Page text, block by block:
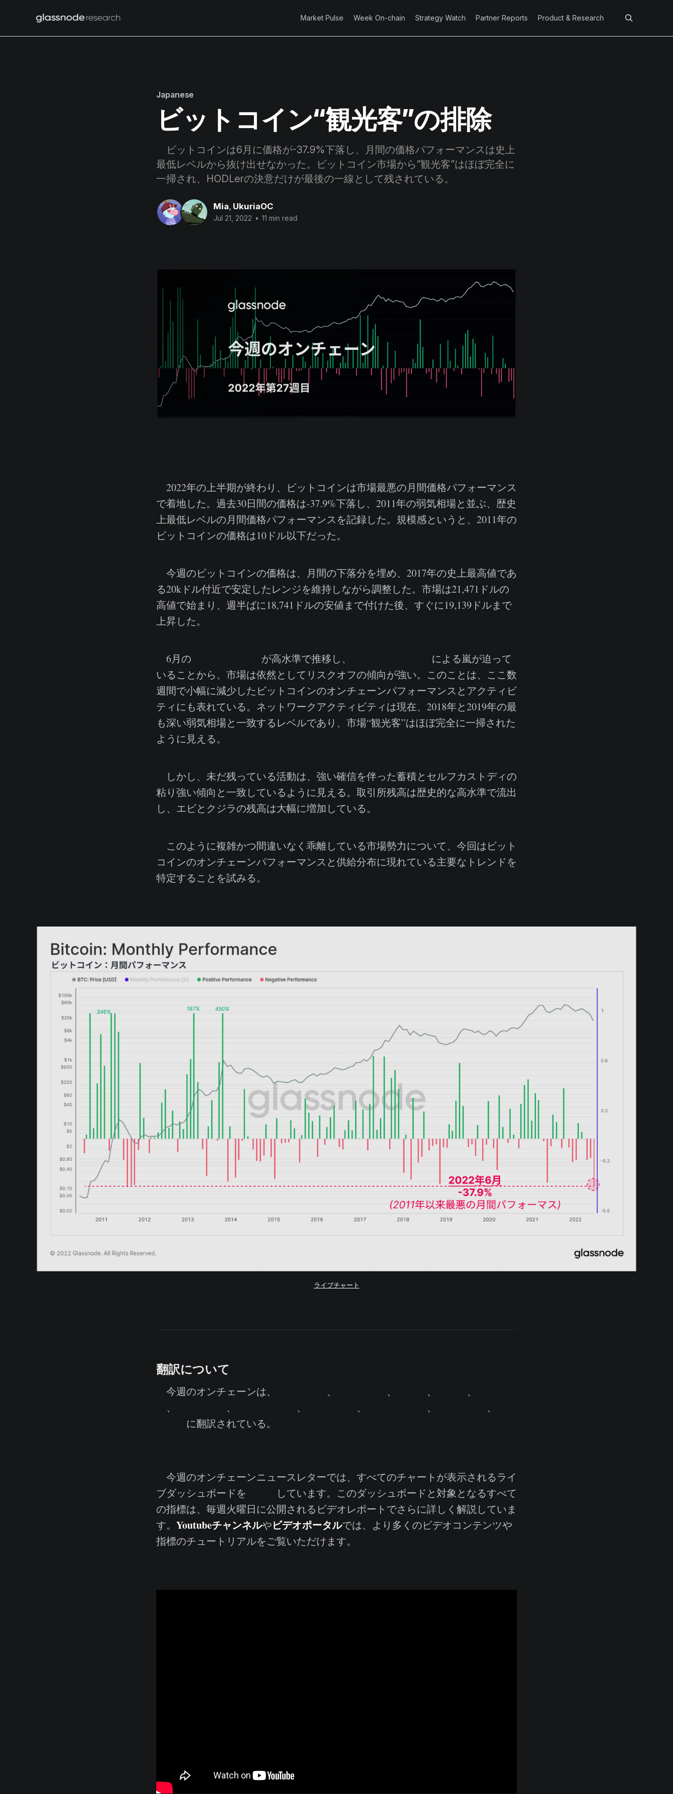
Market Pulse Week On-chain Strategy Watch Partner Reports Product & Research
Japanese
ビットコイン“観光客”の排除
ビットコインは6月に価格が-37.9%下落し、月間の価格パフォーマンスは史上
最低レベルから抜け出せなかった。ビットコイン市場から”観光客”はほぼ完全に
一掃され、HODLerの決意だけが最後の一線として残されている。
Mia, UkuriaOC
Jul 21, 2022 • 11 min read
2022年の上半期が終わり、ビットコインは市場最悪の月間価格パフォーマンス
で着地した。過去30日間の価格は-37.9%下落し、2011年の弱気相場と並ぶ、歴史
上最低レベルの月間価格パフォーマンスを記録した。規模感というと、2011年の
ビットコインの価格は10ドル以下だった。
今週のビットコインの価格は、月間の下落分を埋め、2017年の史上最高値であ
る20kドル付近で安定したレンジを維持しながら調整した。市場は21,471ドルの
高値で始まり、週半ばに18,741ドルの安値まで付けた後、すぐに19,139ドルまで
上昇した。
6月の が高水準で推移し、
による嵐が迫って
いることから、市場は依然としてリスクオフの傾向が強い。このことは、ここ数
週間で小幅に減少したビットコインのオンチェーンパフォーマンスとアクティビ
ティにも表れている。ネットワークアクティビティは現在、2018年と2019年の最
も深い弱気相場と一致するレベルであり、市場“観光客”はほぼ完全に一掃された
ように見える。
しかし、未だ残っている活動は、強い確信を伴った蓄積とセルフカストディの
粘り強い傾向と一致しているように見える。取引所残高は歴史的な高水準で流出
し、エビとクジラの残高は大幅に増加している。
このように複雑かつ間違いなく乖離している市場勢力について、今回はビット
コインのオンチェーンパフォーマンスと供給分布に現れている主要なトレンドを
特定することを試みる。
ライブチャート
翻訳について
今週のオンチェーンは、 、 、 、 、
、 、 、 、 、 、
に翻訳されている。
今週のオンチェーンニュースレターでは、すべてのチャートが表示されるライ
ブダッシュボードを
しています。このダッシュボードと対象となるすべて
の指標は、毎週火曜日に公開されるビデオレポートでさらに詳しく解説していま
す。 Youtubeチャンネルやビデオポータルでは、より多くのビデオコンテンツや
指標のチュートリアルをご覧いただけます。